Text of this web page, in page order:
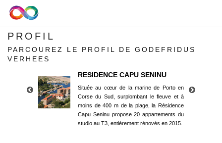
PROFIL
PARCOUREZ LE PROFIL DE GODEFRIDUS
VERHEES
RESIDENCE CAPU SENINU
Située au cœur de la marine de Porto en
Corse du Sud, surplombant le fleuve et à
moins de 400 m de la plage, la Résidence
Capu Seninu propose 20 appartements du
studio au T3, entièrement rénovés en 2015.